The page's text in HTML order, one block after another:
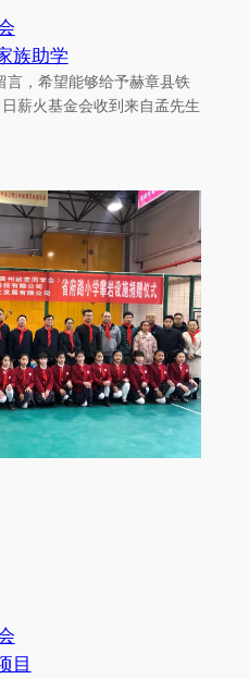
族助学
，希望能够给予赫章县铁
薪火基金会收到来自孟先生
目